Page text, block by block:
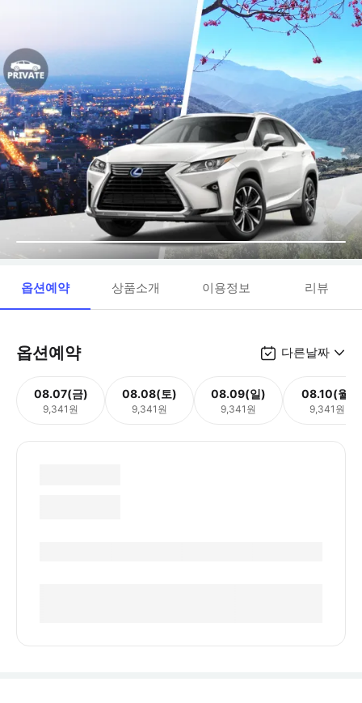
옵션예약 상품소개 이용정보 리뷰
옵션예약 다른날짜
08.07(금)
9,341원
08.08(토)
9,341원
08.09(일)
9,341원
08.10(월)
9,341원